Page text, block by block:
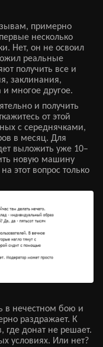
примерно
несколько
Нет, он не освоил
реальные
получить все и
заклинания,
и многое другое.
и получить
от этой
с середнячками,
в месяц. Для
выложить уже 10–
новую машину
этот вопрос только
в нечестном бою и
раздражает. К
где донат не решает.
условиях. Или нет?